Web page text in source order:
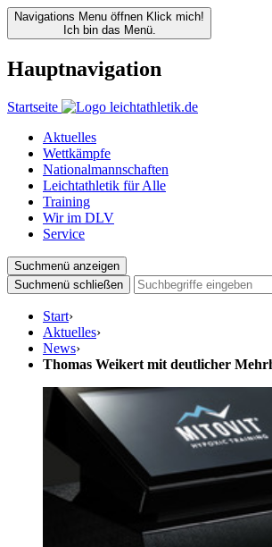
Navigations Menu öffnen Klick mich!
Ich bin das Menü.
Hauptnavigation
Startseite
Aktuelles
Wettkämpfe
Nationalmannschaften
Leichtathletik für Alle
Training
Wir im DLV
Service
Suchmenü anzeigen
Suchmenü schließen
Start›
Aktuelles›
News›
Thomas Weikert mit deutlicher